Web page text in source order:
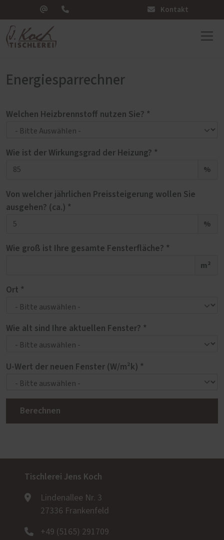
Kontakt
Energiesparrechner
Welchen Heizbrennstoff nutzen Sie? *
Wie ist der Wirkungsgrad der Heizung? *
%
Von welcher jährlichen Preissteigerung wollen Sie
ausgehen? (ca.) *
%
Wie groß ist Ihre gesamte Fensterfläche? *
m²
Ort *
Wie alt sind Ihre aktuellen Fenster? *
U-Wert der neuen Fenster (W/m²k) *
Berechnen
Tischlerei Jens Koch
Lindenallee Nr. 3
27336 Frankenfeld
+49 (5165) 291709